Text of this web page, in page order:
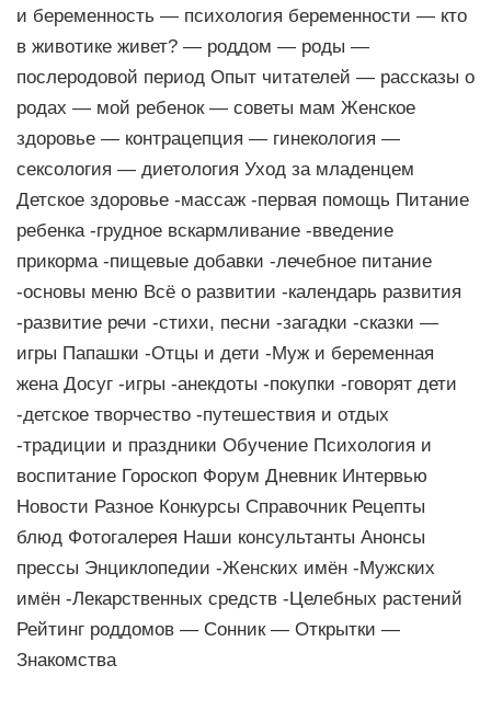
и беременность — психология беременности — кто
в животике живет? — роддом — роды —
послеродовой период Опыт читателей — рассказы о
родах — мой ребенок — советы мам Женское
здоровье — контрацепция — гинекология —
сексология — диетология Уход за младенцем
Детское здоровье -массаж -первая помощь Питание
ребенка -грудное вскармливание -введение
прикорма -пищевые добавки -лечебное питание
-основы меню Всё о развитии -календарь развития
-развитие речи -стихи, песни -загадки -сказки —
игры Папашки -Отцы и дети -Муж и беременная
жена Досуг -игры -анекдоты -покупки -говорят дети
-детское творчество -путешествия и отдых
-традиции и праздники Обучение Психология и
воспитание Гороскоп Форум Дневник Интервью
Новости Разное Конкурсы Справочник Рецепты
блюд Фотогалерея Наши консультанты Анонсы
прессы Энциклопедии -Женских имён -Мужских
имён -Лекарственных средств -Целебных растений
Рейтинг роддомов — Сонник — Открытки —
Знакомства